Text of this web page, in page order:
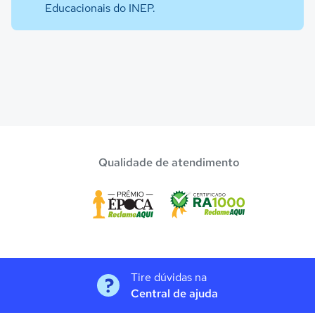
Educacionais do INEP.
Qualidade de atendimento
Tire dúvidas na
Central de ajuda